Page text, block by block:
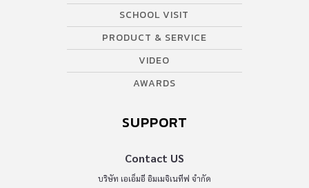
SCHOOL VISIT
PRODUCT & SERVICE
VIDEO
AWARDS
SUPPORT
Contact US
บริษัท เอเอ็มอี อิมเมจิเนทีฟ จำกัด